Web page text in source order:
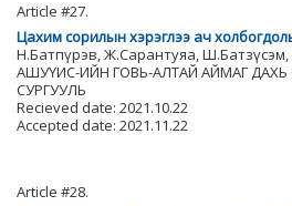
Article #27.
Цахим сорилын хэрэглээ ач
Н.Батпүрэв, Ж.Сарантуяа, Ш.Батзүсэм,
АШУҮИС-ИЙН ГОВЬ-АЛТАЙ АЙМАГ ДАХЬ
СУРГУУЛЬ
Recieved date: 2021.10.22
Accepted date: 2021.11.22
Article #28.